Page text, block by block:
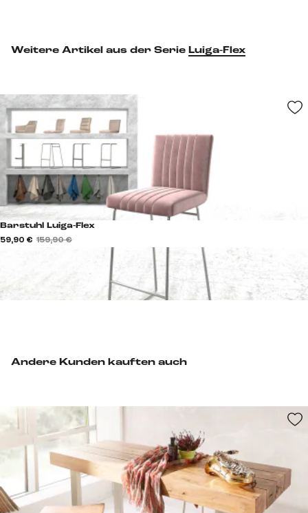
Andere Kunden kauften auch
Weitere Artikel aus der Serie Luiga-Flex
Barstuhl Luiga-Flex
59,90 € 159,90 €